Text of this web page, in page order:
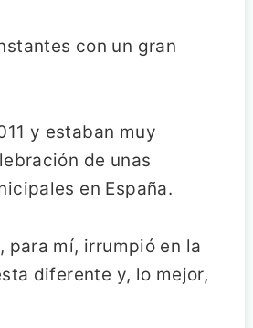
con un gran
y estaban muy
de unas
en España.
para mí, irrumpió en la
diferente y, lo mejor,